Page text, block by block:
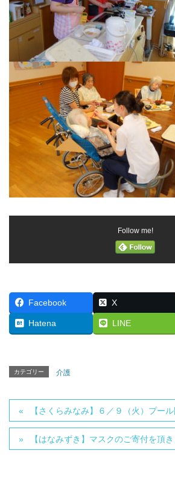
Follow me!
Facebook X
Hatena LINE
カテゴリー 介護
【さくらみなみ】６／９（火）プール
【はなみずき】マスクのご寄付を頂